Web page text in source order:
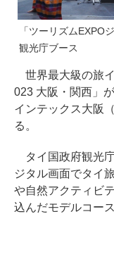
「ツーリズムEXPO
観光庁ブース
世界最大級の旅
023 大阪・関西」
インテックス大阪
る。
タイ国政府観光
ジタル画面でタイ
や自然アクティビ
込んだモデルコー